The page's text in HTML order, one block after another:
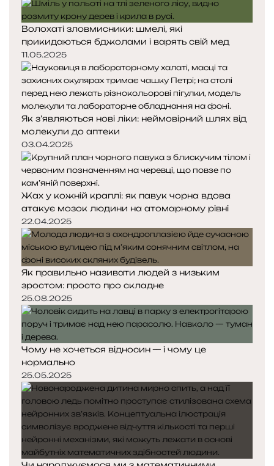
т
е
р
а
п
і
ї
Волохаті зловмисники: шмелі, які
прикидаються бджолами і варять свій мед
11.05.2025
Як з’являються нові ліки: неймовірний шлях від
молекули до аптеки
03.04.2025
Жах у кожній краплі: як павук чорна вдова
атакує мозок людини на атомарному рівні
22.04.2025
Як правильно називати людей з низьким
зростом: просто про складне
25.08.2025
Чому не хочеться відносин — і чому це
нормально
25.05.2025